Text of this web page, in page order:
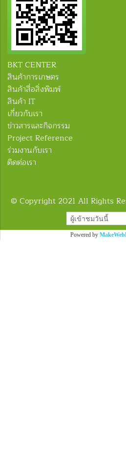
BKT CENTER
สินค้าการเกษตร
สินค้าสื่อสิ่งพิมพ์
สินค้า IT
เกี่ยวกับเรา
ข่าวสารและกิจกรรม
Project Reference
ร่วมงานกับเรา
ติดต่อเรา
© Copyright 2021 All Rights
ผู้เข้าชมวันนี้
Powered by